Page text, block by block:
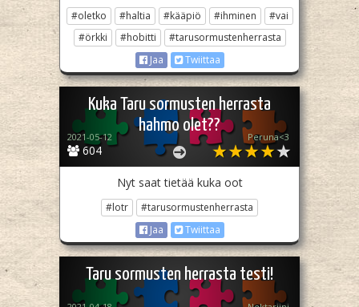
#oletko #haltia #kääpiö #ihminen
#vai
#örkki
#hobitti
#tarusormustenherrasta
Jaa
Twiittaa
Kuka Taru sormusten herrasta
hahmo olet??
604
2021-05-12 Peruna<3
Nyt saat tietää kuka oot
#lotr
#tarusormustenherrasta
Jaa
Twiittaa
Taru sormusten herrasta testi!